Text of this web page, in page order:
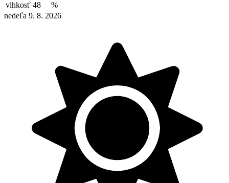
vlhkosť 48
%
nedeľa 9. 8. 2026